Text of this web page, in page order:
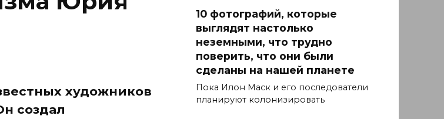
художников
создал
10 фотографий, которые
выглядят настолько
неземными, что трудно
поверить, что они были
сделаны на нашей планете
Пока Илон Маск и его последователи
планируют колонизировать